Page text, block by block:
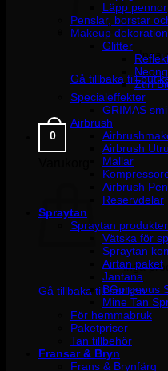
Inga
Gå tillbaka till
0
Inga
Gå tillbaka till butiken
Läpp pennor
Penslar, borstar
Makeup
Glitter
Ztirl
Specialeffekter
GRIMAS
Airbrush
Airbrush
Mallar
Airbrush
Reservdelar
Spraytan
Spraytan produkter
Vätska för
Spraytan
Airtan paket
Jantana
BGorgeous
Mine Tan
För hemmabruk
Paketpriser
Tan tillbehör
Fransar & Bryn
Frans & Brynfärg